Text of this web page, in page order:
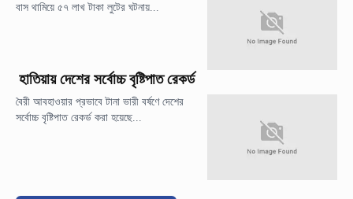
বাস থামিয়ে ৫৭ লাখ টাকা লুটের ঘটনায়...
হাতিয়ায় দেশের সর্বোচ্চ বৃষ্টিপাত রেকর্ড
বৈরী আবহাওয়ার প্রভাবে টানা ভারী বর্ষণে দেশের
সর্বোচ্চ বৃষ্টিপাত রেকর্ড করা হয়েছে...